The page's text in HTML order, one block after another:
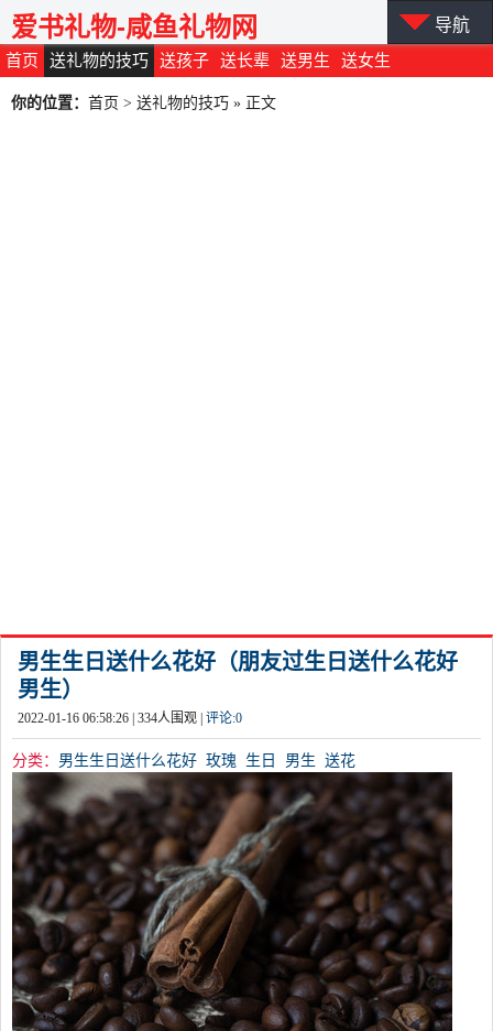
首页 送礼物的技巧 送孩子 送长辈 送男生 送女生
爱书礼物-咸鱼礼物网 导航
你的位置： 首页 > 送礼物的技巧 » 正文
男生生日送什么花好（朋友过生日送什么花好
男生）
2022-01-16 06:58:26 | 334人围观 | 评论:0
分类： 男生生日送什么花好 玫瑰 生日 男生 送花